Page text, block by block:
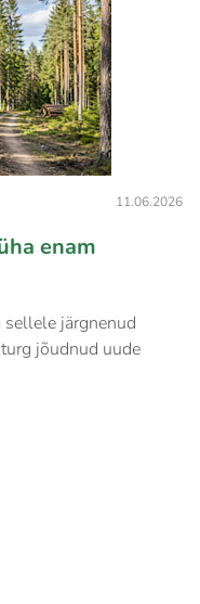
11.06.2026
enam
järgnenud
jõudnud uude